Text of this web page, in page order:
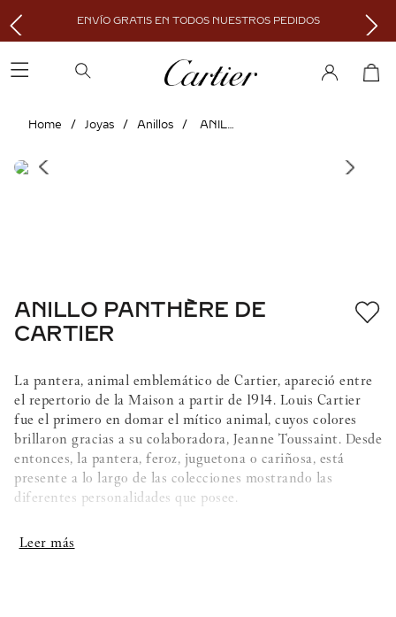
ENVÍO GRATIS EN TODOS NUESTROS PEDIDOS
Joyas Anillos ANILLO PANTHÈRE DE CARTIER
ANILLO PANTHÈRE DE
CARTIER
La pantera, animal emblemático de Cartier, apareció entre
el repertorio de la Maison a partir de 1914. Louis Cartier
fue el primero en domar el mítico animal, cuyos colores
brillaron gracias a su colaboradora, Jeanne Toussaint. Desde
entonces, la pantera, feroz, juguetona o cariñosa, está
presente a lo largo de las colecciones mostrando las
diferentes personalidades que posee.
Detalles de la creación: